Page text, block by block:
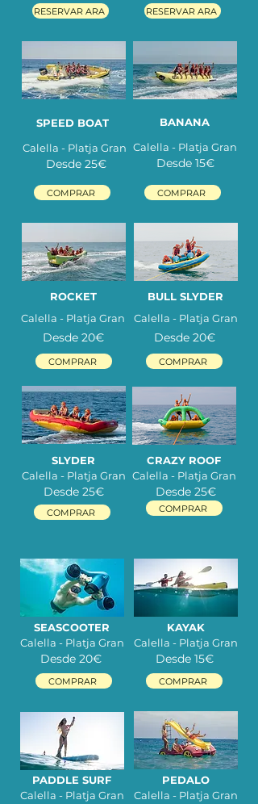
RESERVAR ARA RESERVAR ARA
SPEED BOAT
Calella - Platja Gran
Desde 25€
COMPRAR
BANANA
Calella - Platja Gran
Desde 15€
COMPRAR
ROCKET
Calella - Platja Gran
Desde 20€
COMPRAR
BULL SLYDER
Calella - Platja Gran
Desde 20€
COMPRAR
SLYDER
Calella - Platja Gran
Desde 25€
COMPRAR
CRAZY ROOF
Calella - Platja Gran
Desde 25€
COMPRAR
SEASCOOTER
Calella - Platja Gran
Desde 20€
COMPRAR
KAYAK
Calella - Platja Gran
Desde 15€
COMPRAR
PADDLE SURF
Calella - Platja Gran
PEDALO
Calella - Platja Gran